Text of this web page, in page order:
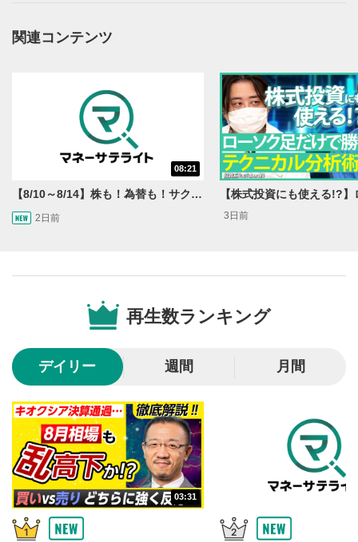
動画再生エリアにマウスを乗せると表示されます。
動画を再生または一時停止します。
10秒戻し/10秒送り
10秒、動画を巻き戻し/早送りします。
再生位置を示しています。再生したい位置をクリック
するとその位置から動画が再生されます。
スライダーを上下すると音量が調整できます。
8
全画面表示
動画が全画面で表示されます。再度クリックすると元
のサイズに戻ります。
関連コンテンツ
08:21
【8/10～8/14】株も！為替も！サクッと！来週のマーケット見通し＜Next View＞
2日前 3日前
再生数ランキング
デイリー 週間 月間
03:31